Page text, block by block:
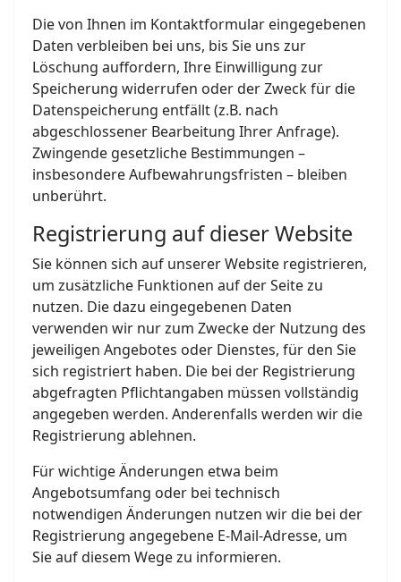
Die von Ihnen im Kontaktformular eingegebenen
Daten verbleiben bei uns, bis Sie uns zur
Löschung auffordern, Ihre Einwilligung zur
Speicherung widerrufen oder der Zweck für die
Datenspeicherung entfällt (z.B. nach
abgeschlossener Bearbeitung Ihrer Anfrage).
Zwingende gesetzliche Bestimmungen –
insbesondere Aufbewahrungsfristen – bleiben
unberührt.
Registrierung auf dieser Website
Sie können sich auf unserer Website registrieren,
um zusätzliche Funktionen auf der Seite zu
nutzen. Die dazu eingegebenen Daten
verwenden wir nur zum Zwecke der Nutzung des
jeweiligen Angebotes oder Dienstes, für den Sie
sich registriert haben. Die bei der Registrierung
abgefragten Pflichtangaben müssen vollständig
angegeben werden. Anderenfalls werden wir die
Registrierung ablehnen.
Für wichtige Änderungen etwa beim
Angebotsumfang oder bei technisch
notwendigen Änderungen nutzen wir die bei der
Registrierung angegebene E-Mail-Adresse, um
Sie auf diesem Wege zu informieren.